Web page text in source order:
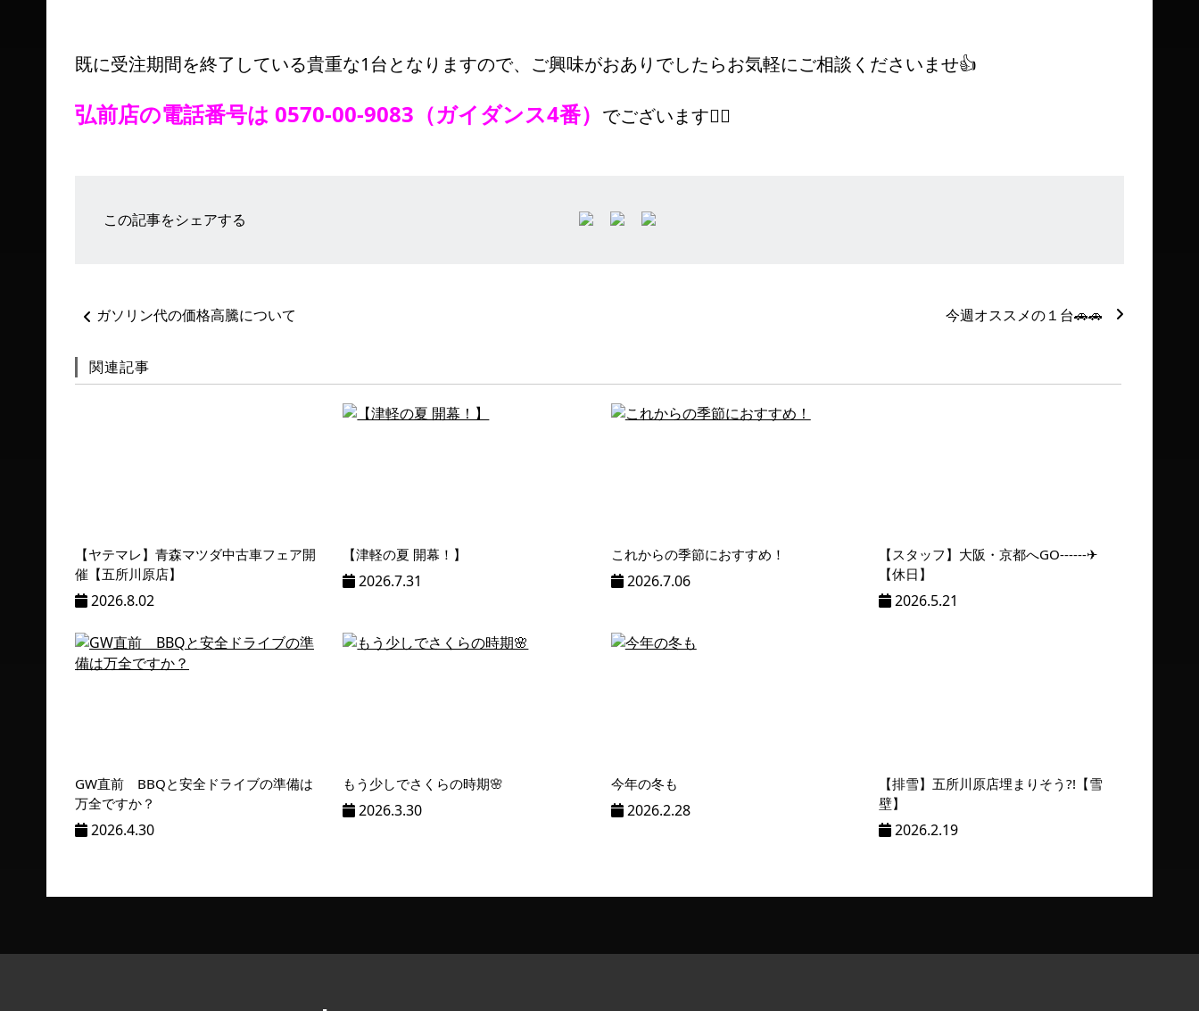
既に受注期間を終了している貴重な1台となりますので、ご興味がおありでしたらお気軽にご相談くださいませ👍
弘前店の電話番号は 0570-00-9083（ガイダンス4番） でございます🙇‍♀️
この記事をシェアする
ー
ネ
ー
ガソリン代の価格高騰について 今週オススメの１台🚗🚗
関連記事
【ヤテマレ】青森マツダ中古車フェア開
催【五所川原店】
2026.8.02
【津軽の夏 開幕！】
2026.7.31
これからの季節におすすめ！
2026.7.06
【スタッフ】大阪・京都へGO------✈
【休日】
2026.5.21
GW直前 BBQと安全ドライブの準備は
万全ですか？
2026.4.30
もう少しでさくらの時期🌸
2026.3.30
今年の冬も
2026.2.28
【排雪】五所川原店埋まりそう?!【雪
壁】
2026.2.19